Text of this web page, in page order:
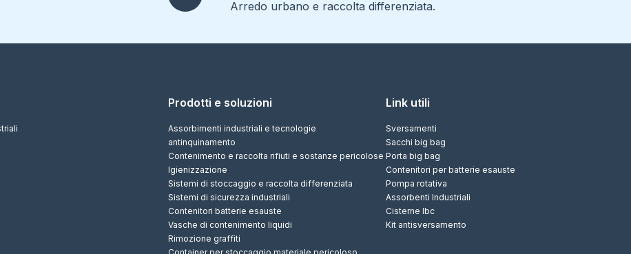
Arredo urbano e raccolta differenziata.
Prodotti e soluzioni
Assorbimenti industriali e tecnologie
antinquinamento
Contenimento e raccolta rifiuti e sostanze pericolose
Igienizzazione
Sistemi di stoccaggio e raccolta differenziata
Sistemi di sicurezza industriali
Contenitori batterie esauste
Vasche di contenimento liquidi
Rimozione graffiti
Link utili
Sversamenti
Sacchi big bag
Porta big bag
Contenitori per batterie esauste
Pompa rotativa
Assorbenti Industriali
Cisterne Ibc
Kit antisversamento